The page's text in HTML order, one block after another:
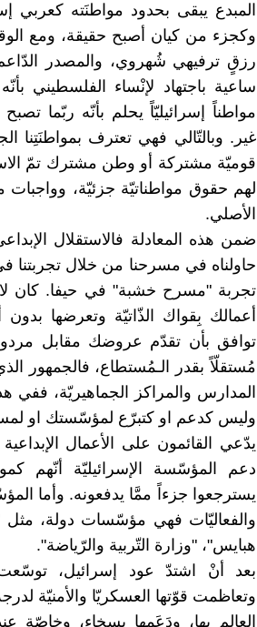
المبدع يبقى بحدود مواطنَته كعربي
وكجزء من كيان أصبح حقيقة، ومع
رزقٍ ترفيهي شُهروي، والمصدر
ساعية باجتهاد لإنْساء الفلسطيني
مواطناً إسرائيليّاً يحلم بأنّه ربّما
غير. وبالتّالي فهي تعترف
قوميّة مشتركة أو وطن مشترك تمّ
لهم حقوق مواطناتيّة جزئيّة، وواجبات
الأصلي.
ضمن هذه المعادلة فالاستقلال
حاولناه في مسرحنا من خلال تجربتنا
تجربة "مسرح خشبة" في حيفا. كان
أعمالك بِقواك الذّاتيّة وتعرضها
توافق بأن تقدّم عروضك مقابل
مُستقلّاً بقدر الـمُستطاع، فالجمهور
المدارس والمراكز الجماهيريّة، ففي
وليس كدعم او كتبرّع لمؤسّستك او
يدّعي القائمون على الأعمال
دعم المؤسّسة الإسرائيليّة أنّهم
يسترجعوا جزءاً ممَّا يدفعونه. وأما
والفعاليّات فهي مؤسّسات دولة، مثل
هبايس"، "وزارة التّربية والرّياضة".
بعد أنْ اشتدّ عود إسرائيل،
وتعاظمت قوّتها العسكريّا والأمنيّة
العالم بها، ودَعَمها بسخاء، وخاصّة